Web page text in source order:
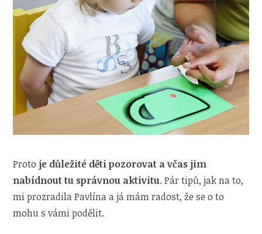
Protoje důležité děti pozorovat a včas jim
nabídnout tu správnou aktivitu. Pár tipů, jak na to,
mi prozradila Pavlína a já mám radost, že se o to
mohu s vámi podělit.